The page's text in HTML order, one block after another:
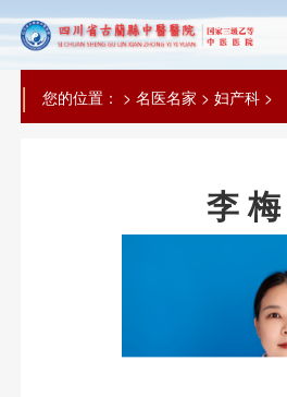
| 您的位置： > 名医名家 > 妇产科>
李 梅